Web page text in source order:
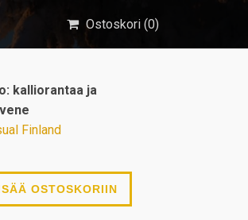
Ostoskori (0)
kalliorantaa ja
Finland
OSTOSKORIIN